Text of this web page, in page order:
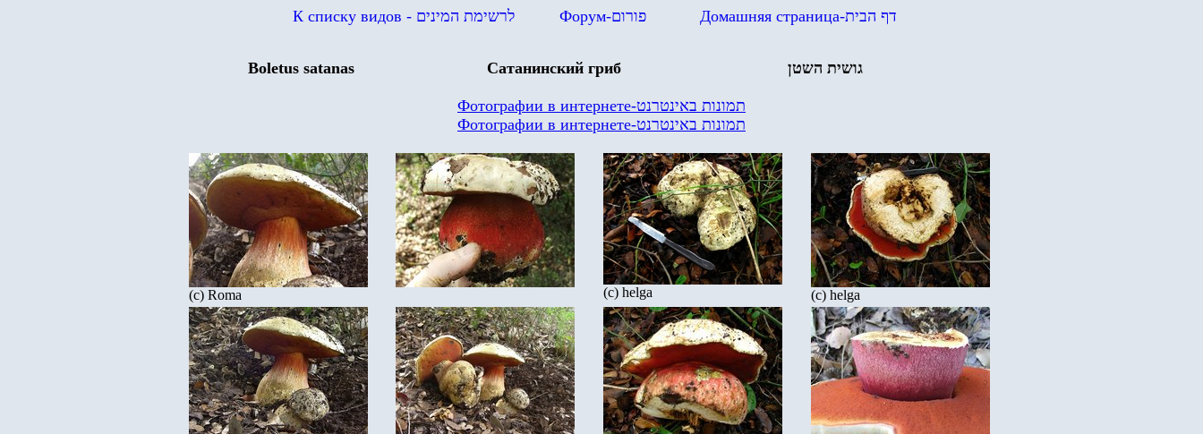
К списку видов - לרשימת המינים Форум-פורום Домашняя страница-דף הבית
Boletus satanas Сатанинский гриб גושית השטן
Фотографии в интернете-תמונות באינטרנט
Фотографии в интернете-תמונות באינטרנט
(c) Roma (c) helga (c) helga